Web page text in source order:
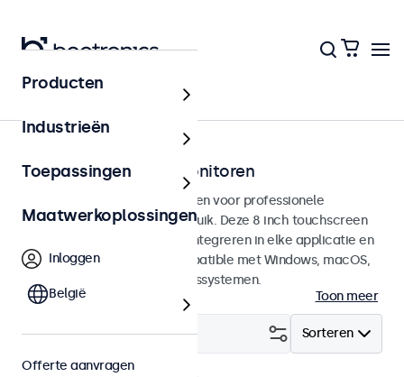
Touchscreens
8 inch touchscreen monitoren
8 inch touchscreens ontworpen voor professionele
toepassingen en continu gebruik. Deze 8 inch touchscreen
monitoren zijn eenvoudig te integreren in elke applicatie en
iedere omgeving en zijn compatible met Windows, macOS,
ChromeOS en Linux besturingssystemen.
Toon meer
Sorteren
Filter (1)
Producten
Industrieën
Toepassingen
Maatwerkoplossingen
Inloggen
België
Offerte aanvragen